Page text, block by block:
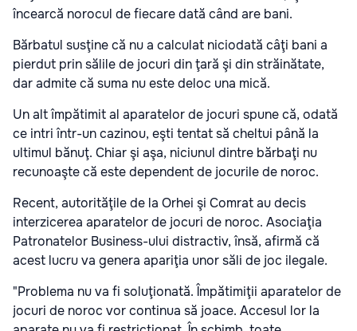
încearcă norocul de fiecare dată când are bani.
Bărbatul susţine că nu a calculat niciodată câţi bani a
pierdut prin sălile de jocuri din ţară şi din străinătate,
dar admite că suma nu este deloc una mică.
Un alt împătimit al aparatelor de jocuri spune că, odată
ce intri într-un cazinou, eşti tentat să cheltui până la
ultimul bănuţ. Chiar şi aşa, niciunul dintre bărbaţi nu
recunoaşte că este dependent de jocurile de noroc.
Recent, autorităţile de la Orhei şi Comrat au decis
interzicerea aparatelor de jocuri de noroc. Asociaţia
Patronatelor Business-ului distractiv, însă, afirmă că
acest lucru va genera apariţia unor săli de joc ilegale.
"Problema nu va fi soluţionată. Împătimiţii aparatelor de
jocuri de noroc vor continua să joace. Accesul lor la